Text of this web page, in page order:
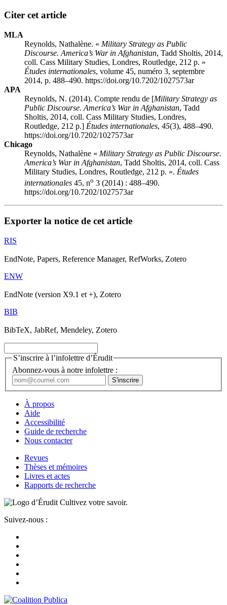
Citer cet article
MLA
Reynolds, Nathalène. « Military Strategy as Public
Discourse. America’s War in Afghanistan, Tadd Sholtis, 2014,
coll. Cass Military Studies, Londres, Routledge, 212 p. »
Études internationales, volume 45, numéro 3, septembre
2014, p. 488–490. https://doi.org/10.7202/1027573ar
APA
Reynolds, N. (2014). Compte rendu de [Military Strategy as
Public Discourse. America’s War in Afghanistan, Tadd
Sholtis, 2014, coll. Cass Military Studies, Londres,
Routledge, 212 p.] Études internationales, 45(3), 488–490.
https://doi.org/10.7202/1027573ar
Chicago
Reynolds, Nathalène « Military Strategy as Public Discourse.
America’s War in Afghanistan, Tadd Sholtis, 2014, coll. Cass
Military Studies, Londres, Routledge, 212 p. ». Études
internationales 45, no 3 (2014) : 488–490.
https://doi.org/10.7202/1027573ar
Exporter la notice de cet article
RIS
EndNote, Papers, Reference Manager, RefWorks, Zotero
ENW
EndNote (version X9.1 et +), Zotero
BIB
BibTeX, JabRef, Mendeley, Zotero
S’inscrire à l’infolettre d’Érudit
Abonnez-vous à notre infolettre :
À propos
Aide
Accessibilité
Guide de recherche
Nous contacter
Revues
Thèses et mémoires
Livres et actes
Rapports de recherche
Cultivez votre savoir.
Suivez-nous :